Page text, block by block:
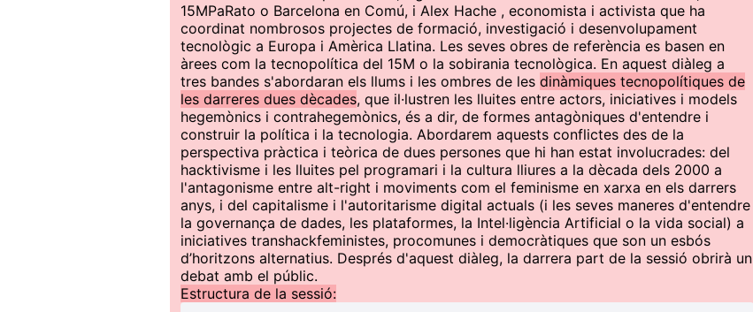
15MPaRato o Barcelona en Comú, i Alex Hache , economista i activista que ha
coordinat nombrosos projectes de formació, investigació i desenvolupament
tecnològic a Europa i Amèrica Llatina. Les seves obres de referència es basen en
àrees com la tecnopolítica del 15M o la sobirania tecnològica. En aquest diàleg a
tres bandes s'abordaran els llums i les ombres de les dinàmiques tecnopolítiques de
les darreres dues dècades, que il·lustren les lluites entre actors, iniciatives i models
hegemònics i contrahegemònics, és a dir, de formes antagòniques d'entendre i
construir la política i la tecnologia. Abordarem aquests conflictes des de la
perspectiva pràctica i teòrica de dues persones que hi han estat involucrades: del
hacktivisme i les lluites pel programari i la cultura lliures a la dècada dels 2000 a
l'antagonisme entre alt-right i moviments com el feminisme en xarxa en els darrers
anys, i del capitalisme i l'autoritarisme digital actuals (i les seves maneres d'entendre
la governança de dades, les plataformes, la Intel·ligència Artificial o la vida social) a
iniciatives transhackfeministes, procomunes i democràtiques que son un esbós
d’horitzons alternatius. Després d'aquest diàleg, la darrera part de la sessió obrirà un
debat amb el públic.
Estructura de la sessió: